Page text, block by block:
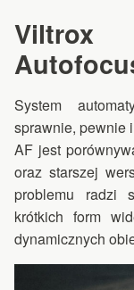
Viltrox
System
sprawnie, pewnie
AF jest
oraz starszej
problemu radzi
krótkich form
dynamicznych